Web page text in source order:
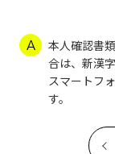
本人確認書
合は、新漢
スマートフ
す。